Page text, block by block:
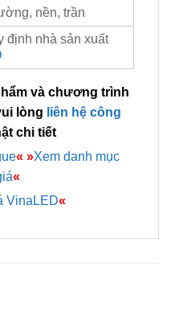
nền, trần
định nhà sản xuất
và chương trình
lòng liên hệ công
chi tiết
« »Xem danh mục
«
VinaLED«